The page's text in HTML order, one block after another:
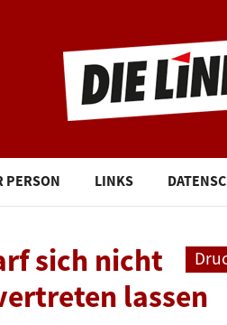
PERSON LINKS
sich nicht
lassen